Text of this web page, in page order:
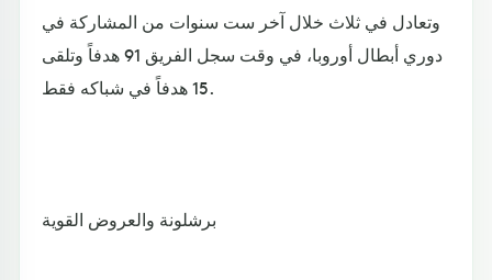
وتعادل في ثلاث خلال آخر ست سنوات من المشاركة في
دوري أبطال أوروبا، في وقت سجل الفريق 91 هدفاً وتلقى
15 هدفاً في شباكه فقط.
برشلونة والعروض القوية